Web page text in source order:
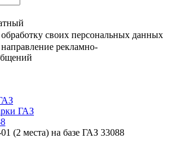
своих персональных данных
рекламно-
ГАЗ
(2 места) на базе ГАЗ 33088